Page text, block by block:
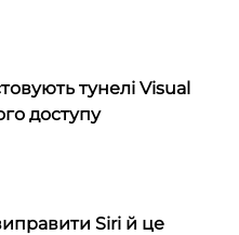
тунелі Visual
доступу
Siri й це